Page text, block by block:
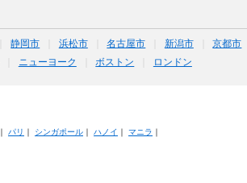
静岡市 浜松市 名古屋市 新潟市 京都市
ニューヨーク ボストン ロンドン
｜ パリ ｜ シンガポール｜ ハノイ ｜ マニラ ｜